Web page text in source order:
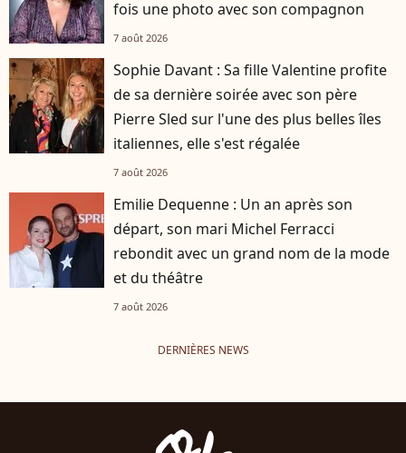
fois une photo avec son compagnon
7 août 2026
Sophie Davant : Sa fille Valentine profite
de sa dernière soirée avec son père
Pierre Sled sur l'une des plus belles îles
italiennes, elle s'est régalée
7 août 2026
Emilie Dequenne : Un an après son
départ, son mari Michel Ferracci
rebondit avec un grand nom de la mode
et du théâtre
7 août 2026
DERNIÈRES NEWS